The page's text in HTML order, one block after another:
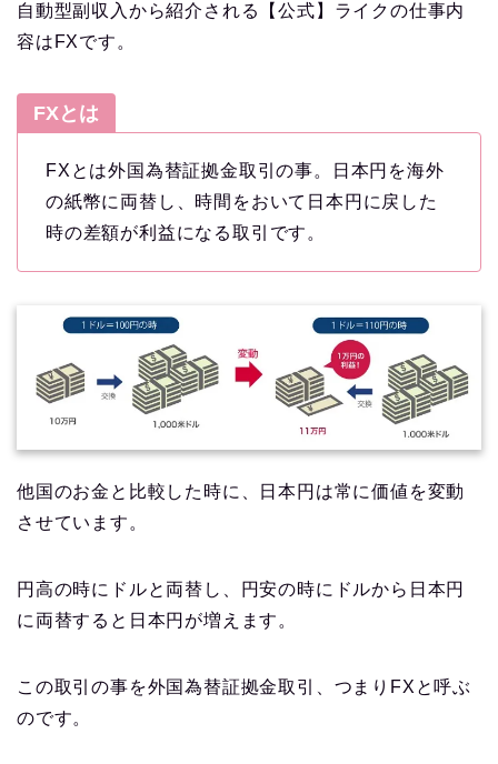
自動型副収入から紹介される【公式】ライクの仕事内
容はFXです。
FXとは
FXとは外国為替証拠金取引の事。日本円を海外
の紙幣に両替し、時間をおいて日本円に戻した
時の差額が利益になる取引です。
他国のお金と比較した時に、日本円は常に価値を変動
させています。
円高の時にドルと両替し、円安の時にドルから日本円
に両替すると日本円が増えます。
この取引の事を外国為替証拠金取引、つまりFXと呼ぶ
のです。